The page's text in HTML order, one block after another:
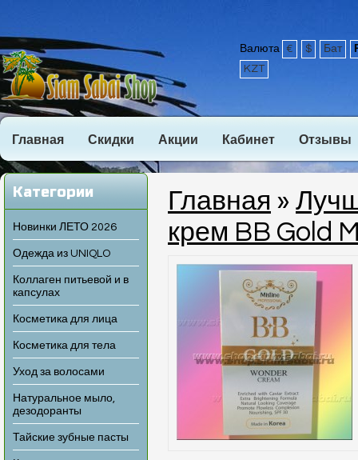
Валюта € $ Бат
KZT
Главная Скидки Акции Кабинет Отзывы
Категории
Новинки ЛЕТО 2026
Одежда из UNIQLO
Коллаген питьевой и в
капсулах
Косметика для лица
Косметика для тела
Уход за волосами
Натуральное мыло,
дезодоранты
Тайские зубные пасты
Главная »
крем BB Gold